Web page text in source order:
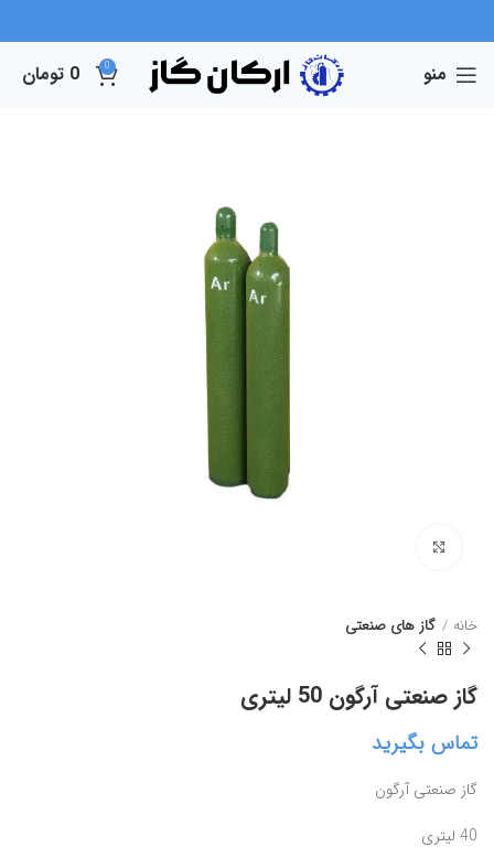
منو 0
0 تومان
خانه گاز های صنعتی
گاز صنعتی آرگون 50 لیتری
تماس بگیرید
گاز صنعتی آرگون
40 لیتری